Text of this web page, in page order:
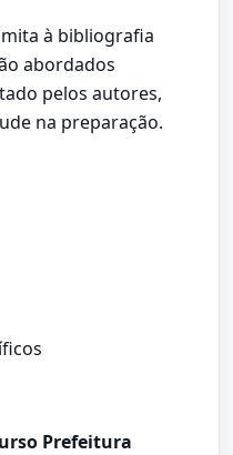
à bibliografia
abordados
pelos autores,
na preparação.
Prefeitura